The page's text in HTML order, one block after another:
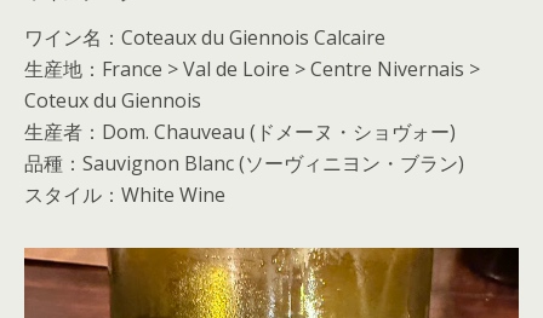
ワイン名：Coteaux du Giennois Calcaire
生産地：France > Val de Loire > Centre Nivernais >
Coteux du Giennois
生産者：Dom. Chauveau (ドメーヌ・ショヴォー)
品種：Sauvignon Blanc (ソーヴィニヨン・ブラン)
スタイル：White Wine